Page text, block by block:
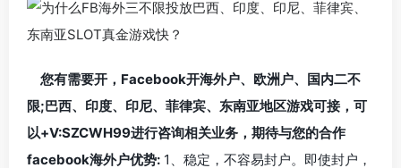
您有需要开，Facebook开海外户、欧洲户、国内二不
限;巴西、印度、印尼、菲律宾、东南亚地区游戏可接，可
以+V:SZCWH99进行咨询相关业务，期待与您的合作
facebook海外户优势: 1、稳定，不容易封户。即使封户，